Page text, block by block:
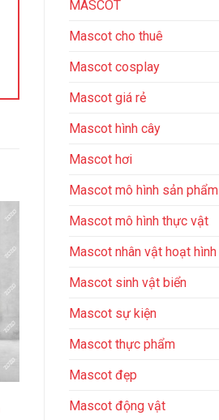
MASCOT
Mascot cho thuê
Mascot cosplay
Mascot giá rẻ
Mascot hình cây
Mascot hơi
Mascot mô hình sản phẩm
Mascot mô hình thực vật
Mascot nhân vật hoạt hình
Mascot sinh vật biển
Mascot sự kiện
Mascot thực phẩm
Mascot đẹp
Mascot động vật
Standee quảng cáo giới thiệu